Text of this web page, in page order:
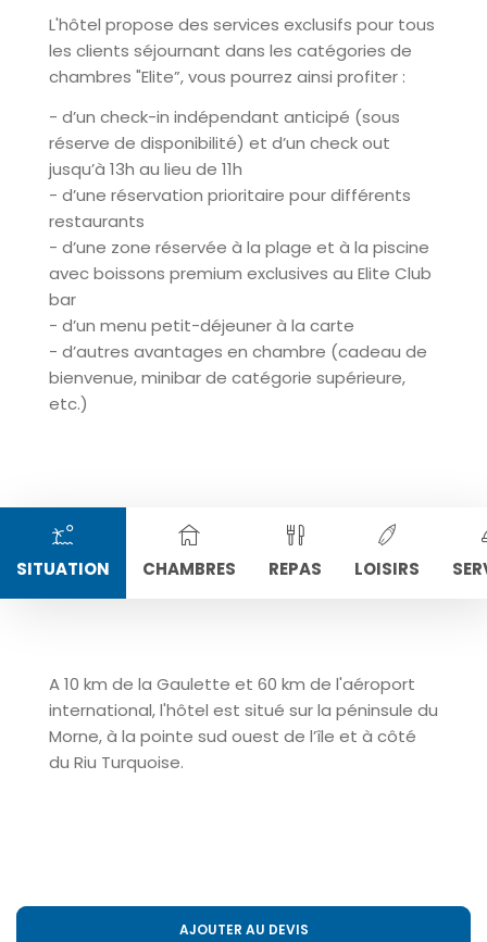
L'hôtel propose des services exclusifs pour tous
les clients séjournant dans les catégories de
chambres "Elite”, vous pourrez ainsi profiter :
- d’un check-in indépendant anticipé (sous
réserve de disponibilité) et d’un check out
jusqu’à 13h au lieu de 11h
- d’une réservation prioritaire pour différents
restaurants
- d’une zone réservée à la plage et à la piscine
avec boissons premium exclusives au Elite Club
bar
- d’un menu petit-déjeuner à la carte
- d’autres avantages en chambre (cadeau de
bienvenue, minibar de catégorie supérieure,
etc.)
SITUATION CHAMBRES REPAS LOISIRS
A 10 km de la Gaulette et 60 km de l'aéroport
international, l'hôtel est situé sur la péninsule du
Morne, à la pointe sud ouest de l’île et à côté
du Riu Turquoise.
AJOUTER AU DEVIS